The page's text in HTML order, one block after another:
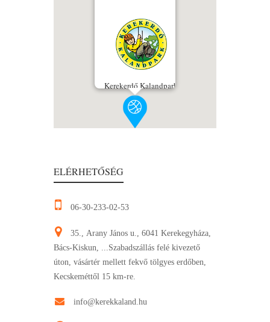
Kerekerdő Kalandpark
ELÉRHETŐSÉG
06-30-233-02-53
35., Arany János u., 6041 Kerekegyháza,
Bács-Kiskun, ...Szabadszállás felé kivezető
úton, vásártér mellett fekvő tölgyes erdőben,
Kecskeméttől 15 km-re.
info@kerekkaland.hu